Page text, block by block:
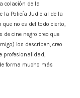
colación de la
la Policía Judicial de la
no es del todo cierto,
cine negro creo que
los describen, creo
profesionalidad,
forma mucho más